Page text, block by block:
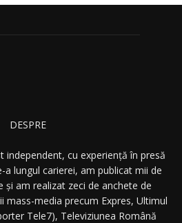
DESPRE
independent, cu experiență în presă
a lungul carierei, am publicat mii de
și am realizat zeci de anchete de
mass-media precum Expres, Ultimul
Tele7), Televiziunea Română